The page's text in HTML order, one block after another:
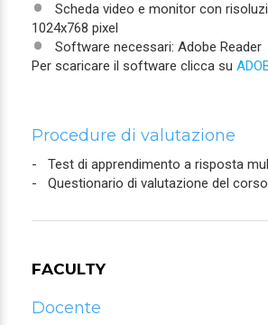
Scheda video e monitor con
1024x768 pixel
Software necessari: Adobe Reader
Per scaricare il software clicca su
Procedure di valutazione
- Test di apprendimento a risposta
- Questionario di valutazione del corso
FACULTY
Docente